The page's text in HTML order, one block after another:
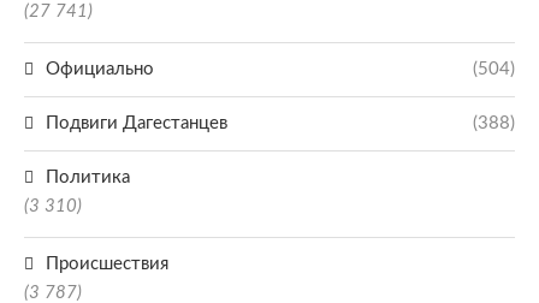
(27 741)
Официально (504)
Подвиги Дагестанцев (388)
Политика
(3 310)
Происшествия
(3 787)